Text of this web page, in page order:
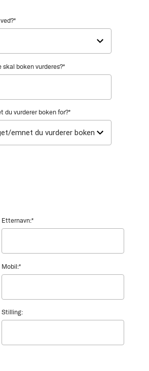
*
boken vurderes?*
du vurderer boken for?*
Etternavn:*
Mobil:*
Stilling: